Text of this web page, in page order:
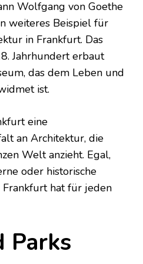
Wolfgang von Goethe
weiteres Beispiel für
in Frankfurt. Das
Jahrhundert erbaut
das dem Leben und
ist.
eine
an Architektur, die
Welt anzieht. Egal,
oder historische
Frankfurt hat für jeden
Parks